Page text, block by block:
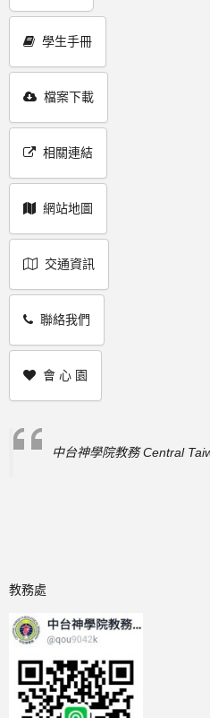
學生手冊
檔案下載
相關連結
網站地圖
交通資訊
聯絡我們
會 心 園
中台神學院教務 Central
教務處